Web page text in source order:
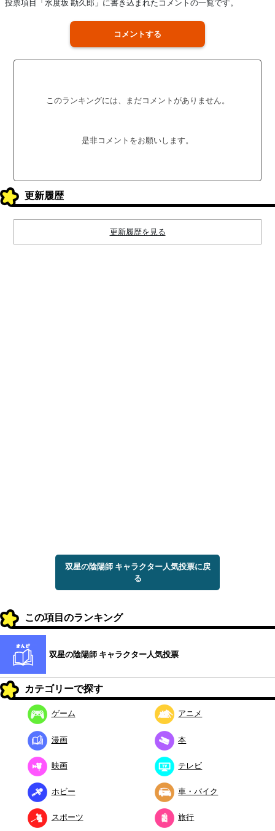
投票項目「水度坂 勘久郎」に書き込まれたコメントの一覧です。
コメントする
このランキングには、まだコメントがありません。
是非コメントをお願いします。
更新履歴
更新履歴を見る
双星の陰陽師 キャラクター人気投票に戻
る
この項目のランキング
双星の陰陽師 キャラクター人気投票
カテゴリーで探す
ゲーム アニメ
漫画 本
映画 テレビ
ホビー 車・バイク
スポーツ 旅行